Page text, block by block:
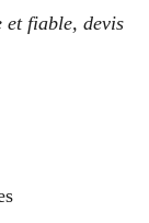
et fiable, devis